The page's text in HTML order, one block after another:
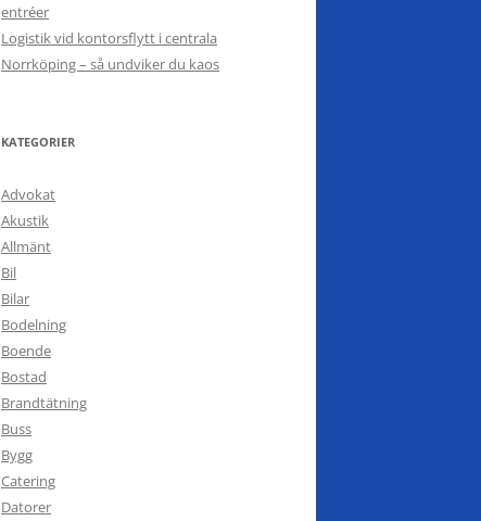
entréer
Logistik vid kontorsflytt i centrala
Norrköping – så undviker du kaos
KATEGORIER
Advokat
Akustik
Allmänt
Bil
Bilar
Bodelning
Boende
Bostad
Brandtätning
Buss
Bygg
Catering
Datorer